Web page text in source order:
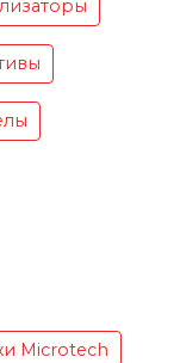
Microtech